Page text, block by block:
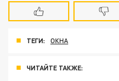
ТЕГИ: ОКНА
ЧИТАЙТЕ ТАКЖЕ: